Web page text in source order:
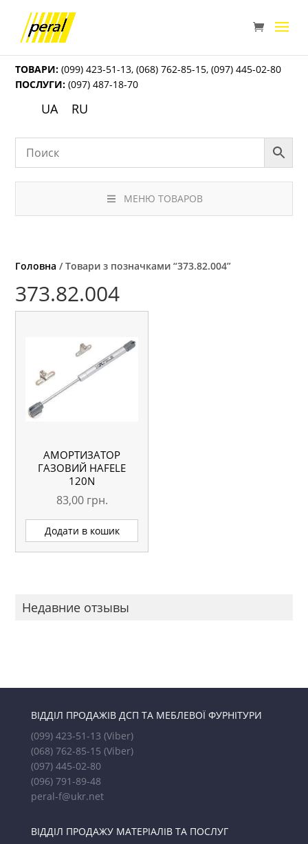
ТОВАРИ: (099) 423-51-13,(068) 762-85-15,(097) 445-02-80
ПОСЛУГИ: (097) 487-18-70
UA RU
МЕНЮ ТОВАРОВ
Головна / Товари з позначками “373.82.004”
373.82.004
АМОРТИЗАТОР
ГАЗОВИЙ HAFELE
120N
83,00 грн.
Додати в кошик
Недавние отзывы
ВІДДІЛ ПРОДАЖІВ ДСП ТА МЕБЛЕВОЇ ФУРНІТУРИ
(099) 423-51-13 (Viber)
(068) 762-85-15 (Viber)
(097) 445-02-80
(096) 791-89-48
peral-f@ukr.net
ВІДДІЛ ПРОДАЖУ МАТЕРІАЛІВ ТА ПОСЛУГ